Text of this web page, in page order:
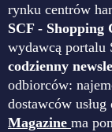
rynku centrów
SCF - Shopping
wydawcą portalu
codzienny
odbiorców:
dostawców
Magazine ma